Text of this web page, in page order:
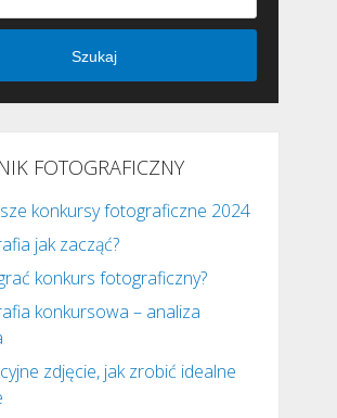
Szukaj
FOTOGRAFICZNY
konkursy fotograficzne 2024
jak zacząć?
konkurs fotograficzny?
konkursowa – analiza
zdjęcie, jak zrobić idealne